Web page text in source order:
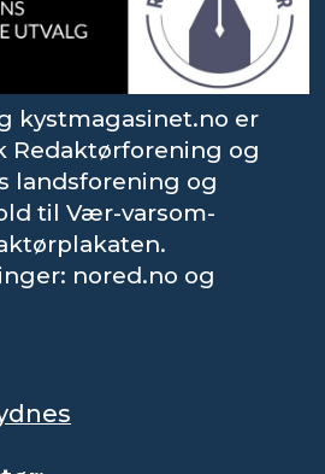
kystmagasinet.no er
Redaktørforening og
landsforening og
til Vær-varsom-
nored.no og